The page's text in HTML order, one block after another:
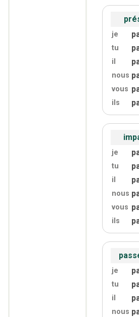
je
tu
il
nous
vous
ils
je
tu
il
nous
vous
ils
je
tu
il
nous